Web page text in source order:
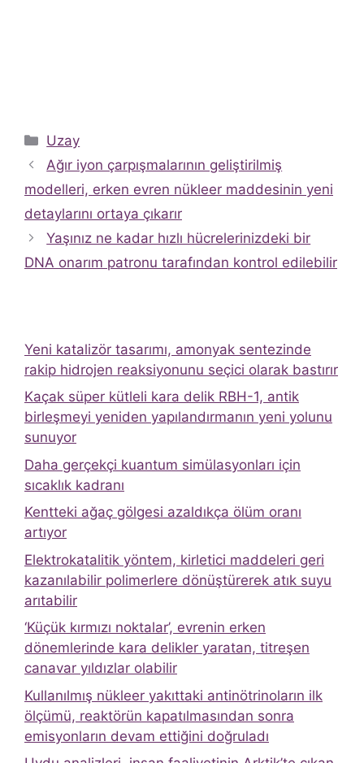
Kategoriler
Uzay
Ağır iyon çarpışmalarının geliştirilmiş
modelleri, erken evren nükleer maddesinin yeni
detaylarını ortaya çıkarır
Yaşınız ne kadar hızlı hücrelerinizdeki bir
DNA onarım patronu tarafından kontrol edilebilir
Yeni katalizör tasarımı, amonyak sentezinde
rakip hidrojen reaksiyonunu seçici olarak bastırır
Kaçak süper kütleli kara delik RBH-1, antik
birleşmeyi yeniden yapılandırmanın yeni yolunu
sunuyor
Daha gerçekçi kuantum simülasyonları için
sıcaklık kadranı
Kentteki ağaç gölgesi azaldıkça ölüm oranı
artıyor
Elektrokatalitik yöntem, kirletici maddeleri geri
kazanılabilir polimerlere dönüştürerek atık suyu
arıtabilir
‘Küçük kırmızı noktalar’, evrenin erken
dönemlerinde kara delikler yaratan, titreşen
canavar yıldızlar olabilir
Kullanılmış nükleer yakıttaki antinötrinoların ilk
ölçümü, reaktörün kapatılmasından sonra
emisyonların devam ettiğini doğruladı